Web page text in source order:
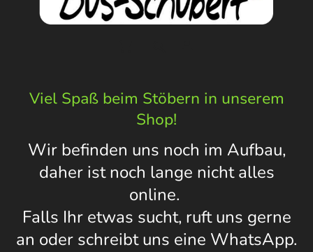
Viel Spaß beim Stöbern in unserem
Shop!
Wir befinden uns noch im Aufbau,
daher ist noch lange nicht alles
online.
Falls Ihr etwas sucht, ruft uns gerne
an oder schreibt uns eine WhatsApp.